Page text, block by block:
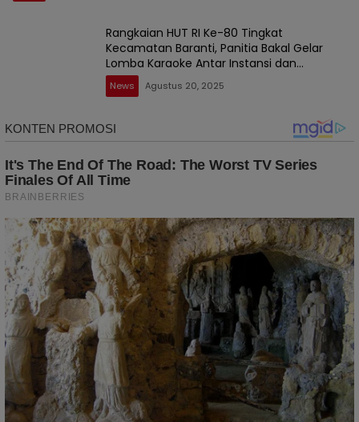
Rangkaian HUT RI Ke-80 Tingkat
Kecamatan Baranti, Panitia Bakal Gelar
Lomba Karaoke Antar Instansi dan
Masyarakat
News Agustus 20, 2025